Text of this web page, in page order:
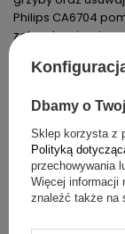
Philips CA6704
zabrudzeniami
Ci możliwość
Dbamy o
Sklep korzysta z
Polityką
przechowywania
Więcej informacji
znaleźć także na